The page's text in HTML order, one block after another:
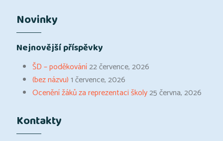
Novinky
Nejnovější příspěvky
ŠD – poděkování22 července, 2026
(bez názvu)1 července, 2026
Ocenění žáků za reprezentaci školy25 června, 2026
Kontakty